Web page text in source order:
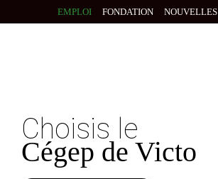
au
EMPLOI FONDATION NOUVELLES
Choisis le
Cégep de Victo